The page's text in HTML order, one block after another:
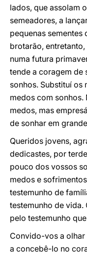
lados, que assolam
semeadores, a
pequenas sementes
brotarão,
numa futura
tende a coragem de
sonhos. Substituí os
medos com sonhos.
medos, mas
de sonhar em
Queridos jovens,
dedicastes, por
pouco dos vossos
medos e
testemunho de
testemunho de
pelo testemunho
Convido-vos a olhar
a concebê-lo no